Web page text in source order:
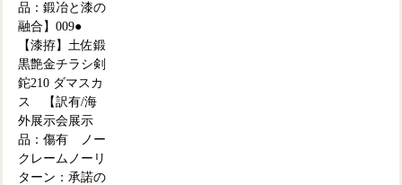
品：鍛冶と漆の
融合】009●
【漆拵】土佐鍛
黒艶金チラシ剣
鉈210 ダマスカ
ス 【訳有/海
外展示会展示
品：傷有 ノー
クレームノーリ
ターン：承諾の